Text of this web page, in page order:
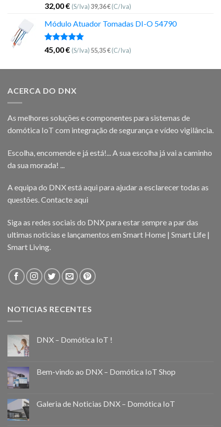
Avaliação
5.00
de 5
32,00€ (S/Iva)39,36€(C/Iva)
Módulo Atuador Tomadas DI-O 54790
Avaliação
5.00
de 5
45,00€ (S/Iva)55,35€(C/Iva)
ACERCA DO DNX
As melhores soluções e componentes para sistemas de
domótica IoT com integração de segurança e vídeo vigilância.
Escolha, encomende e já está!... A sua escolha já vai a caminho
da sua morada! ...
A equipa do DNX está aqui para ajudar a esclarecer todas as
questões.Contacte aqui
Siga as redes sociais do DNX para estar sempre a par das
ultimas noticias e lançamentos em Smart Home | Smart Life |
Smart Living.
NOTICIAS RECENTES
DNX – Domótica IoT !
Bem-vindo ao DNX – Domótica IoT Shop
Galeria de Noticias DNX – Domótica IoT